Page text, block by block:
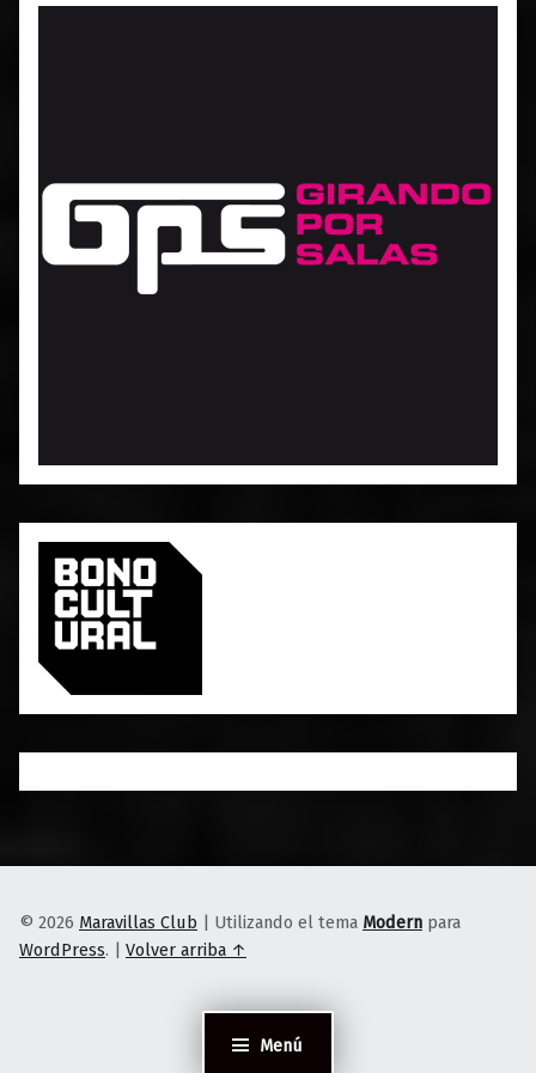
Menú
© 2026 Maravillas Club | Utilizando el tema Modern para
WordPress. | Volver arriba ↑